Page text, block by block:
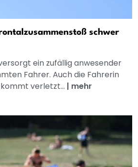
schwer
ein zufällig anwesender
Fahrer. Auch die Fahrerin
verletzt... | mehr